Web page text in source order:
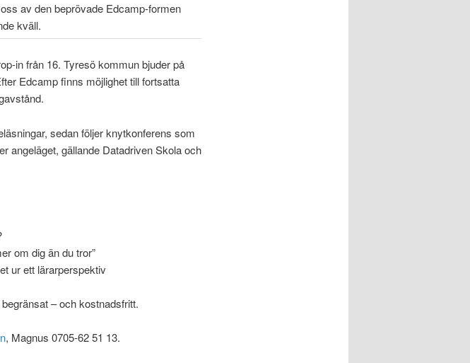
av den beprövade Edcamp-formen
kväll.
in från 16. Tyresö kommun bjuder på
Edcamp finns möjlighet till fortsatta
sedan följer knytkonferens som
angeläget, gällande Datadriven Skola och
om dig än du tror”
ur ett lärarperspektiv
– och kostnadsfritt.
, Magnus 0705-62 51 13.